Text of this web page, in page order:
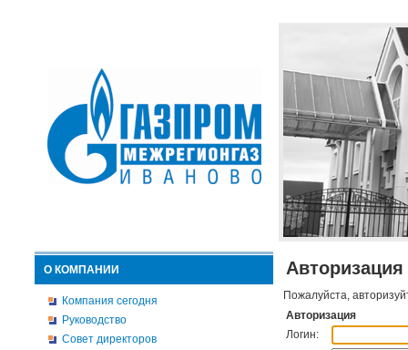
О КОМПАНИИ
Компания сегодня
Руководство
Совет директоров
Авторизация
Пожалуйста,
Авторизация
Логин: